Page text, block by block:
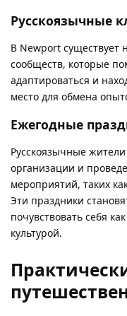
Русскоязычные
В Newport существует
сообществ, которые
адаптироваться и
место для обмена
Ежегодные
Русскоязычные
организации и
мероприятий, таких
Эти праздники
почувствовать себя
культурой.